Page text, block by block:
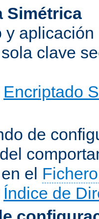
Simétrica
y
clave
Encriptado
de
el
Índice de